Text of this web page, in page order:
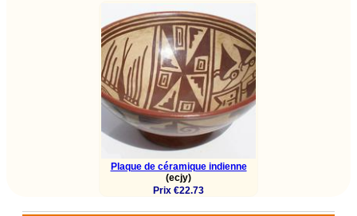
Plaque de céramique indienne
(ecjy)
Prix €22.73